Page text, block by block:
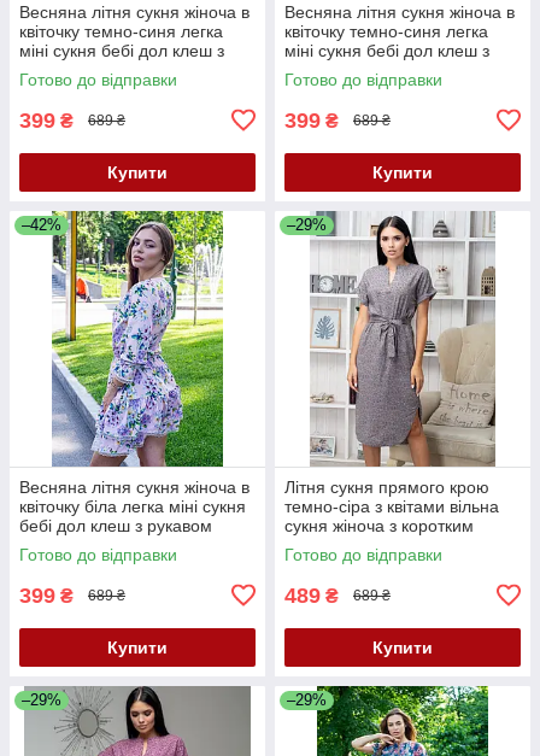
Весняна літня сукня жіноча в
квіточку темно-синя легка
міні сукня бебі дол клеш з
рукавом сукня 42-46
Готово до відправки
399 ₴ 689 ₴
Купити
Весняна літня сукня жіноча в
квіточку темно-синя легка
міні сукня бебі дол клеш з
рукавом сукня 42-46
Готово до відправки
399 ₴ 689 ₴
Купити
–42%
Весняна літня сукня жіноча в
квіточку біла легка міні сукня
бебі дол клеш з рукавом
сукня літо 42-46
Готово до відправки
399 ₴ 689 ₴
Купити
–29%
Літня сукня прямого крою
темно-сіра з квітами вільна
сукня жіноча з коротким
рукавом сукня з поясом 40-
42 розмір
Готово до відправки
489 ₴ 689 ₴
Купити
–29% –29%